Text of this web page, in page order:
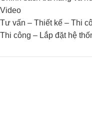
Video
Tư vấn – Thiết kế – Thi
Thi công – Lắp đặt hệ